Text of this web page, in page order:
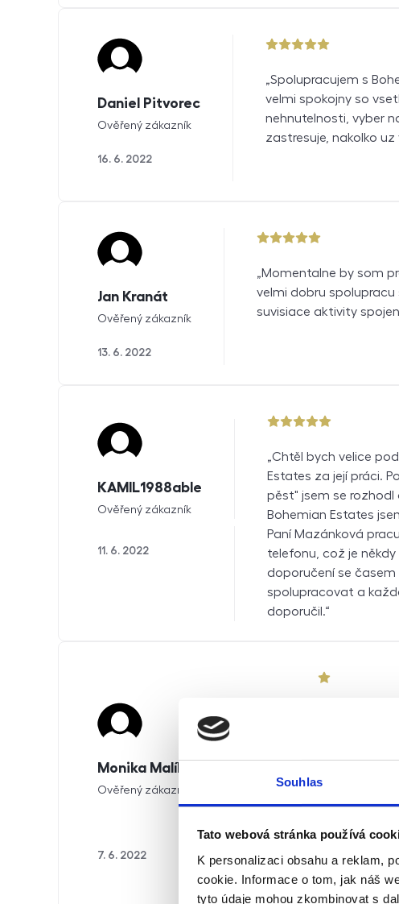
Souhlas
Tato webová stránka používá
K personalizaci obsahu a reklam,
cookie. Informace o tom, jak náš
tyto údaje mohou zkombinovat s
Daniel Pitvorec
Ověřený zákazník
5 z 5
16. 6. 2022
Spolupracujem s
velmi spokojny so
nehnutelnosti, vyber
zastresuje, nakolko
Jan Kranát
Ověřený zákazník
5 z 5
13. 6. 2022
Momentalne by som
velmi dobru
suvisiace aktivity
KAMIL1988able
Ověřený zákazník
5 z 5
11. 6. 2022
Chtěl bych velice
Estates za její práci.
pěst" jsem se rozhodl
Bohemian Estates
Paní Mazánková
telefonu, což je
doporučení se časem
spolupracovat a
doporučil.
Monika Malíková Bhalla
Ověřený zákazník
1 z 5
7. 6. 2022
Dobré pro
kotle, stav
toho, co vám
nestydí se